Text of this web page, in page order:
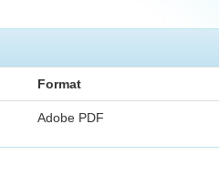
Format
Adobe PDF